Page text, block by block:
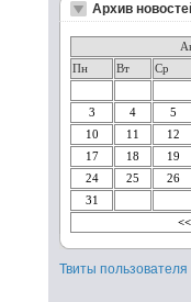
Архив
Пн
Вт Ср
3
4 5
10
11 12
17
18 19
24
25 26
31
<<
Твиты